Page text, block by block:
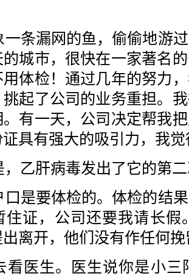
漏网的鱼，偷偷地游过
城市，很快在一家著名
用体检！通过几年的努力
起了公司的业务重担。
有一天，公司决定帮我
具有强大的吸引力，我
肝病毒发出了它的第二
要体检的。体检的结果
住证，公司还要我请长假
离开，他们没有作任何
生。医生说你是小三